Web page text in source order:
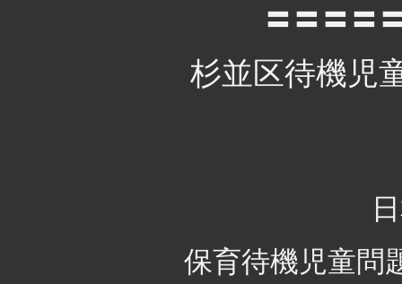
〓〓〓〓
杉並区待機児
保育待機児童問